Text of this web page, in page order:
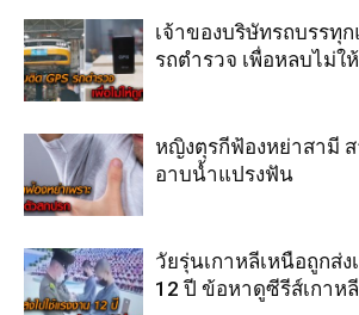
เจ้าของบริษัทรถบรรทุ
รถตำรวจ เพื่อหลบไม่ใ
หญิงตุรกีฟ้องหย่าสามี ส
อาบน้ำแปรงฟัน
วัยรุ่นเกาหลีเหนือถูกส่
12 ปี ข้อหาดูซีรีส์เกาหลี